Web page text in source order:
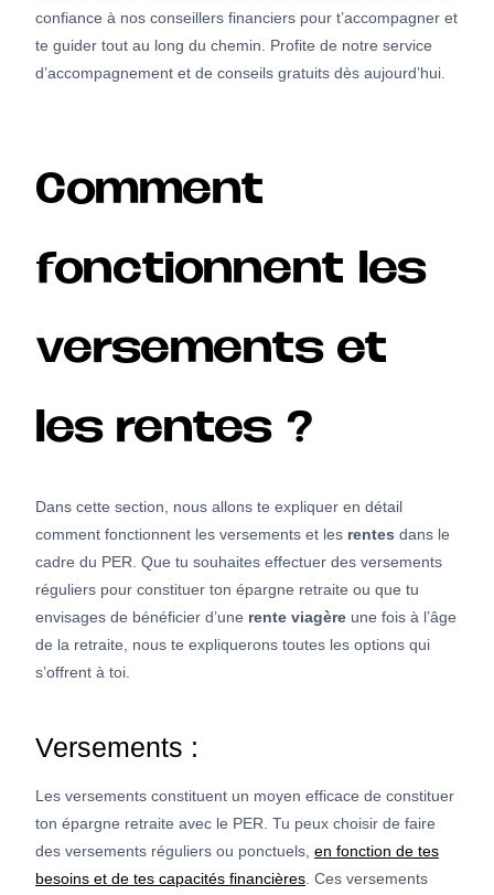
confiance à nos conseillers financiers pour t’accompagner et
te guider tout au long du chemin. Profite de notre service
d’accompagnement et de conseils gratuits dès aujourd’hui.
Comment
fonctionnent les
versements et
les rentes ?
Dans cette section, nous allons te expliquer en détail
comment fonctionnent les versements et les rentes dans le
cadre du PER. Que tu souhaites effectuer des versements
réguliers pour constituer ton épargne retraite ou que tu
envisages de bénéficier d’une rente viagère une fois à l’âge
de la retraite, nous te expliquerons toutes les options qui
s’offrent à toi.
Versements :
Les versements constituent un moyen efficace de constituer
ton épargne retraite avec le PER. Tu peux choisir de faire
des versements réguliers ou ponctuels, en fonction de tes
besoins et de tes capacités financières . Ces versements